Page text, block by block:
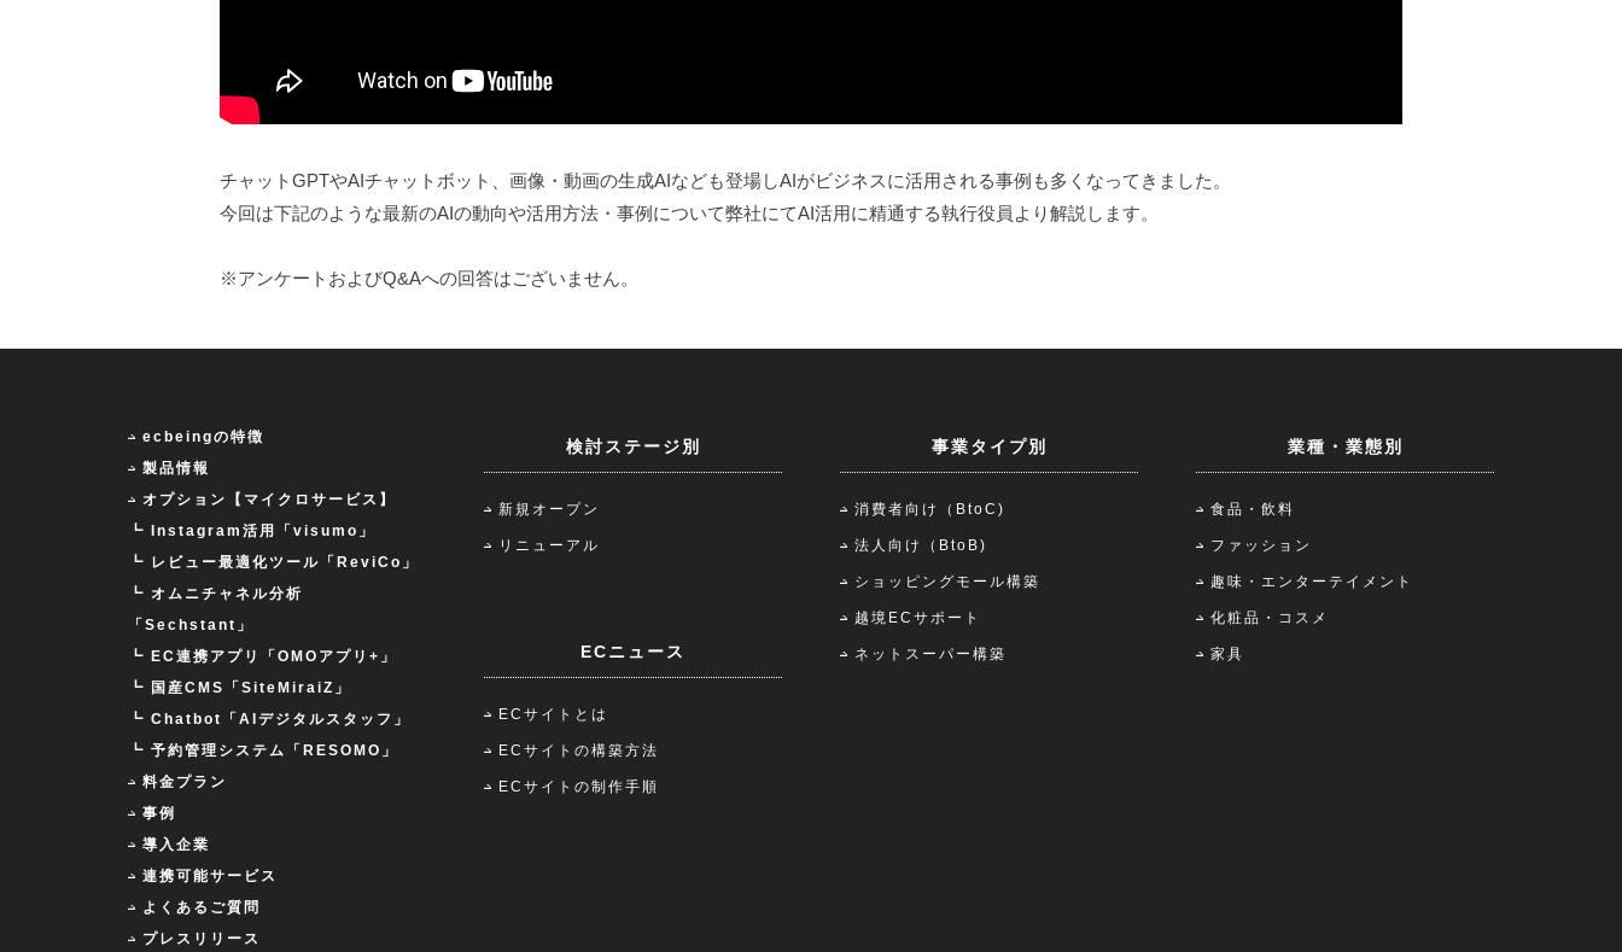
チャットGPTやAIチャットボット、画像・動画の生成AIなども登場しAIがビジネスに活用される事例も多くなってきました。
今回は下記のような最新のAIの動向や活用方法・事例について弊社にてAI活用に精通する執行役員より解説します。
※アンケートおよびQ&Aへの回答はございません。
ecbeingの特徴
製品情報
オプション【マイクロサービス】
┗ Instagram活用「visumo」
┗ レビュー最適化ツール「ReviCo」
┗ オムニチャネル分析
「Sechstant」
┗ EC連携アプリ「OMOアプリ+」
┗ 国産CMS「SiteMiraiZ」
┗ Chatbot「AIデジタルスタッフ」
┗ 予約管理システム「RESOMO」
料金プラン
事例
導入企業
連携可能サービス
よくあるご質問
プレスリリース
検討ステージ別
新規オープン
リニューアル
ECニュース
ECサイトとは
ECサイトの構築方法
ECサイトの制作手順
事業タイプ別
消費者向け（BtoC)
法人向け（BtoB)
ショッピングモール構築
越境ECサポート
ネットスーパー構築
業種・業態別
食品・飲料
ファッション
趣味・エンターテイメント
化粧品・コスメ
家具